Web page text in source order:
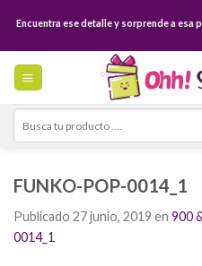
content
Encuentra ese detalle y sorprende a esa
Search
for:
FUNKO-POP-0014_1
Publicado 27 junio, 2019 en 900
0014_1